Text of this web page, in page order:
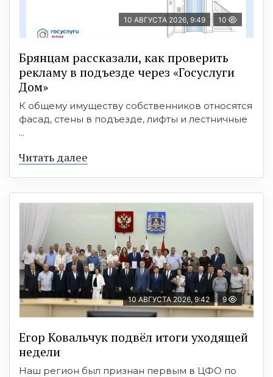
10 АВГУСТА 2026, 9:49 10
Брянцам рассказали, как проверить
рекламу в подъезде через «Госуслуги
Дом»
К общему имуществу собственников относятся
фасад, стены в подъезде, лифты и лестничные
...
Читать далее
10 АВГУСТА 2026, 9:42 9
Егор Ковальчук подвёл итоги уходящей
недели
Наш регион был признан первым в ЦФО по